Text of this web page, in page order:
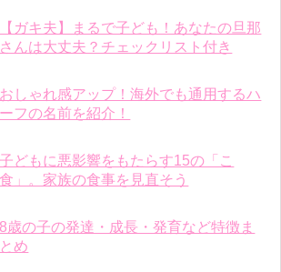
【ガキ夫】まるで子ども！あなたの旦那
さんは大丈夫？チェックリスト付き
おしゃれ感アップ！海外でも通用するハ
ーフの名前を紹介！
子どもに悪影響をもたらす15の「こ
食」。家族の食事を見直そう
8歳の子の発達・成長・発育など特徴ま
とめ